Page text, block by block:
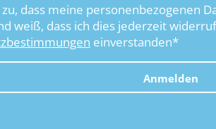
dass meine personenbezogenen
weiß, dass ich dies jederzeit
einverstanden*
Anmelden